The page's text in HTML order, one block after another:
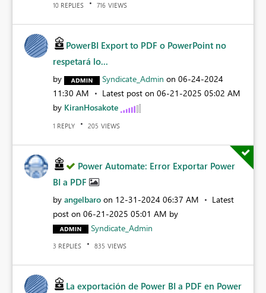
10 REPLIES 716 VIEWS
PowerBI Export to PDF o PowerPoint no
respetará lo...
by Syndicate_Admin on ‎06-24-2024
11:30 AM
Latest post on ‎06-21-2025 05:02 AM
by KiranHosakote
1 REPLY 205 VIEWS
Power Automate: Error Exportar Power
BI a PDF
by angelbaro on ‎12-31-2024 06:37 AM
Latest
post on ‎06-21-2025 05:01 AM by
Syndicate_Admin
3 REPLIES 835 VIEWS
La exportación de Power BI a PDF en Power